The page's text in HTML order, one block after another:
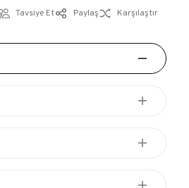
Tavsiye Et Paylaş Karşılaştır